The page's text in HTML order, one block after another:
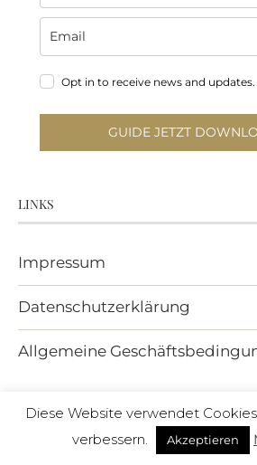
Opt in to receive news and updates.
GUIDE JETZT
LINKS
Impressum
Datenschutzerklärung
Allgemeine
Über A Nordic Diary
Diese Website verwendet
verbessern.
Akzeptieren